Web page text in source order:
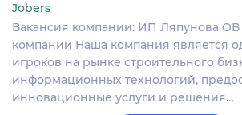
Jobers
Вакансия компании: ИП Ляпунова
компании Наша компания является
игроков на рынке строительного
информационных технологий,
инновационные услуги и решения…